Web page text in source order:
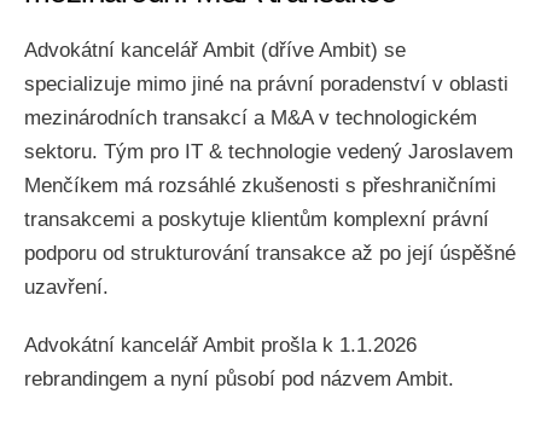
Advokátní kancelář Ambit (dříve Ambit) se
specializuje mimo jiné na právní poradenství v oblasti
mezinárodních transakcí a M&A v technologickém
sektoru. Tým pro IT & technologie vedený Jaroslavem
Menčíkem má rozsáhlé zkušenosti s přeshraničními
transakcemi a poskytuje klientům komplexní právní
podporu od strukturování transakce až po její úspěšné
uzavření.
Advokátní kancelář Ambit prošla k 1.1.2026
rebrandingem a nyní působí pod názvem Ambit.